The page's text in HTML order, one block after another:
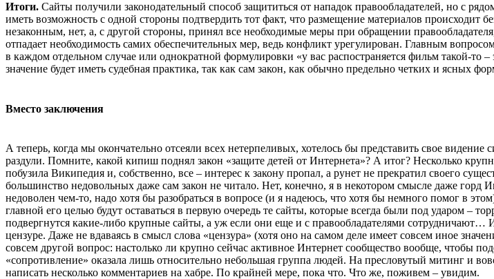
Итоги. Сайты получили законодательный способ защититься от нападок правообладателей, но с
иметь возможность с одной стороны подтвердить тот факт, что размещение материалов происходит
незаконным, нет, а, с другой стороны, принял все необходимые меры при обращении
отпадает необходимость самих обеспечительных мер, ведь конфликт урегулирован. Главным
в каждом отдельном случае или однократной формулировки «у вас распостраняется фильм такой-то
значение будет иметь судебная практика, так как сам закон, как обычно предельно четких и ясных
Вместо заключения
А теперь, когда мы окончательно отсеяли всех нетерпеливых, хотелось бы представить свое
раздули. Помните, какой кипиш поднял закон «защите детей от Интернета»? А итог? Несколько
побузила Википедия и, собственно, все – интерес к закону пропал, а рунет не прекратил своего
большинство недовольных даже сам закон не читало. Нет, конечно, я в некотором смысле даже горд
недоволен чем-то, надо хотя бы разобраться в вопросе (и я надеюсь, что хотя бы немного помог в
главной его целью будут оставаться в первую очередь те сайты, которые всегда были под ударом –
подвергнутся какие-либо крупные сайты, а уж если они еще и с правообладателями
цензуре. Даже не вдаваясь в смысл слова «цензура» (хотя оно на самом деле имеет совсем иное
совсем другой вопрос: настолько ли крупно сейчас активное Интернет сообщество вообще, чтобы
«сопротивление» оказала лишь относительно небольшая группа людей. На пресловутый митинг и
написать несколько комментариев на хабре. По крайней мере, пока что. Что же, поживем – увидим.